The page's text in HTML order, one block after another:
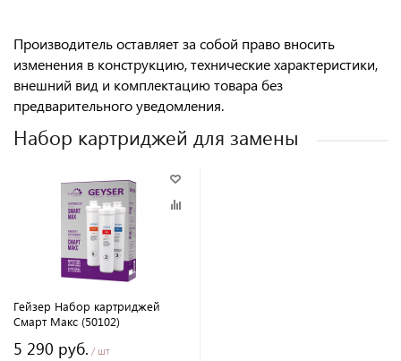
Производитель оставляет за собой право вносить
изменения в конструкцию, технические характеристики,
внешний вид и комплектацию товара без
предварительного уведомления.
Набор картриджей для замены
Гейзер Набор картриджей
Смарт Макс (50102)
5 290 руб. / шт